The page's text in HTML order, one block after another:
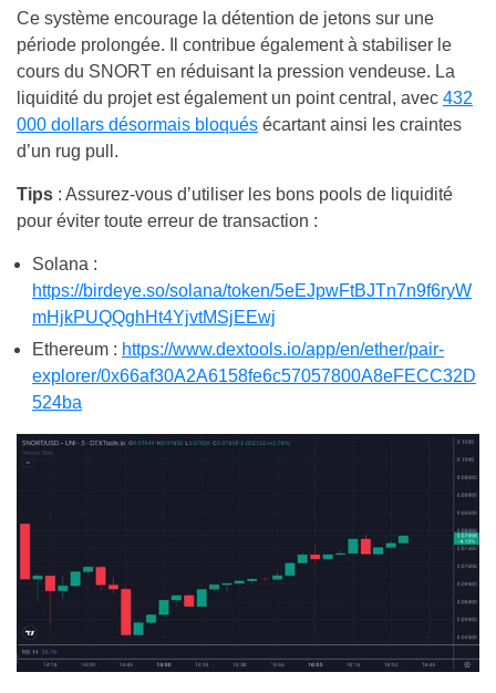
Ce système encourage la détention de jetons sur une
période prolongée. Il contribue également à stabiliser le
cours du SNORT en réduisant la pression vendeuse. La
liquidité du projet est également un point central, avec 432
000 dollars désormais bloqués écartant ainsi les craintes
d’un rug pull.
Tips : Assurez-vous d’utiliser les bons pools de liquidité
pour éviter toute erreur de transaction :
Solana :
https://birdeye.so/solana/token/5eEJpwFtBJTn7n9f6ryW
mHjkPUQQghHt4YjvtMSjEEwj
Ethereum : https://www.dextools.io/app/en/ether/pair-
explorer/0x66af30A2A6158fe6c57057800A8eFECC32D
524ba